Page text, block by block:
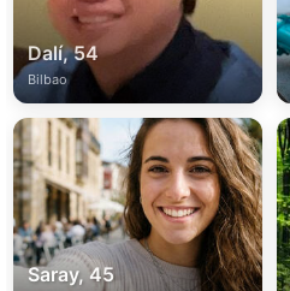
Dalí, 54
Bilbao
Saray, 45